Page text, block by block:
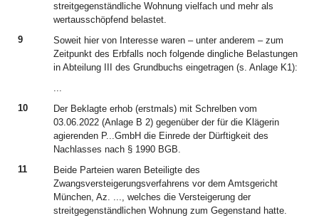
streitgegenständliche Wohnung vielfach und mehr als
wertausschöpfend belastet.
9
Soweit hier von Interesse waren – unter anderem – zum
Zeitpunkt des Erbfalls noch folgende dingliche Belastungen
in Abteilung III des Grundbuchs eingetragen (s. Anlage K1):
...
10
Der Beklagte erhob (erstmals) mit Schrelben vom
03.06.2022 (Anlage B 2) gegenüber der für die Klägerin
agierenden P...GmbH die Einrede der Dürftigkeit des
Nachlasses nach § 1990 BGB.
11
Beide Parteien waren Beteiligte des
Zwangsversteigerungsverfahrens vor dem Amtsgericht
München, Az. ..., welches die Versteigerung der
streitgegenständlichen Wohnung zum Gegenstand hatte.